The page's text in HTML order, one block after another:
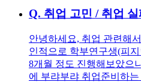
Q. 취업 고민 / 취업
안녕하세요, 취업 관련해
인적으로 학부연구생(피
8개월 정도 진행해보았으
에 부랴부랴 취업준비하